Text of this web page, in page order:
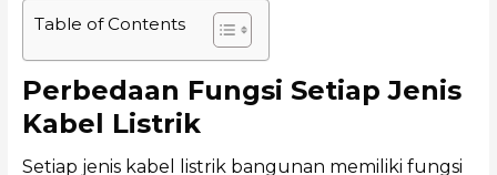
Table of Contents
Perbedaan Fungsi Setiap Jenis
Kabel Listrik
Setiap jenis kabel listrik bangunan memiliki fungsi